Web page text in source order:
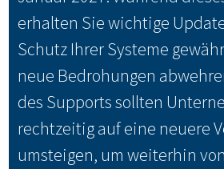
erhalten Sie wichtige
Schutz Ihrer Systeme
neue Bedrohungen
des Supports sollten
rechtzeitig auf eine neuere
umsteigen, um weiterhin von